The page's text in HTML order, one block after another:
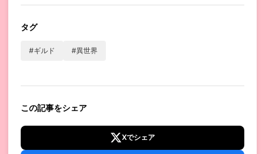
タグ
#ギルド #異世界
この記事をシェア
Xでシェア